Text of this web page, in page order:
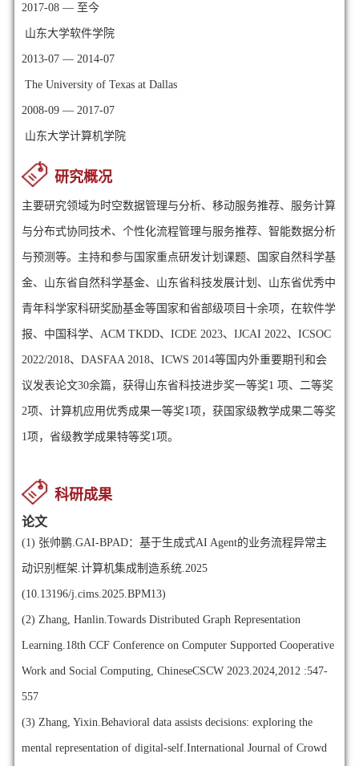
2017-08 — 至今
山东大学软件学院
2013-07 — 2014-07
The University of Texas at Dallas
2008-09 — 2017-07
山东大学计算机学院
研究概况
主要研究领域为时空数据管理与分析、移动服务推荐、服务计算
与分布式协同技术、个性化流程管理与服务推荐、智能数据分析
与预测等。主持和参与国家重点研发计划课题、国家自然科学基
金、山东省自然科学基金、山东省科技发展计划、山东省优秀中
青年科学家科研奖励基金等国家和省部级项目十余项，在软件学
报、中国科学、ACM TKDD、ICDE 2023、IJCAI 2022、ICSOC
2022/2018、DASFAA 2018、ICWS 2014等国内外重要期刊和会
议发表论文30余篇，获得山东省科技进步奖一等奖1 项、二等奖
2项、计算机应用优秀成果一等奖1项，获国家级教学成果二等奖
1项，省级教学成果特等奖1项。
科研成果
论文
(1) 张帅鹏.GAI-BPAD：基于生成式AI Agent的业务流程异常主
动识别框架.计算机集成制造系统.2025
(10.13196/j.cims.2025.BPM13)
(2) Zhang, Hanlin.Towards Distributed Graph Representation
Learning.18th CCF Conference on Computer Supported Cooperative
Work and Social Computing, ChineseCSCW 2023.2024,2012 :547-
557
(3) Zhang, Yixin.Behavioral data assists decisions: exploring the
mental representation of digital-self.International Journal of Crowd